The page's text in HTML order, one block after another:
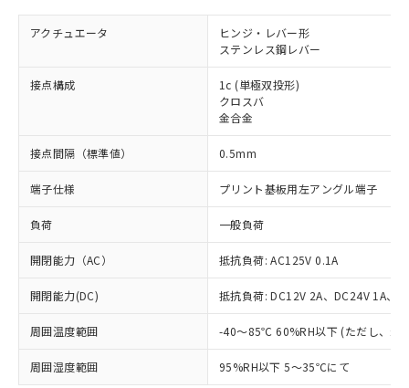
アクチュエータ
ヒンジ・レバー形
ステンレス鋼レバー
接点構成
1c (単極双投形)
クロスバ
金合金
接点間隔（標準値） 0.5mm
端子仕様 プリント基板用左アングル端子
負荷 一般負荷
開閉能力（AC） 抵抗負荷: AC125V 0.1A
開閉能力(DC) 抵抗負荷: DC12V 2A、DC24V 1A、
周囲温度範囲 -40～85℃ 60%RH以下 (ただし、氷
周囲湿度範囲 95%RH以下 5～35℃にて